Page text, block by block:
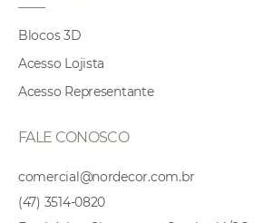
Blocos 3D
Acesso Lojista
Acesso Representante
FALE CONOSCO
comercial@nordecor.com.br
(47) 3514-0820